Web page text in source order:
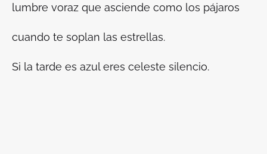
lumbre voraz que asciende como los pájaros
cuando te soplan las estrellas.
Si la tarde es azul eres celeste silencio.